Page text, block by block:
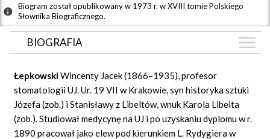
Biogram został opublikowany w 1973 r. w XVIII tomie Polskiego
Słownika Biograficznego.
BIOGRAFIA
ZDJĘCIA (2)
GRAF POWIĄZAŃ
DYSKUSJA
ŁepkowskiWincenty Jacek (1866–1935), profesor
stomatologii UJ. Ur. 19 VII w Krakowie, syn historyka sztuki
Józefa (zob.) i Stanisławy z Libeltów, wnuk Karola Libelta
(zob.). Studiował medycynę na UJ i po uzyskaniu dyplomu w r.
1890 pracował jako elew pod kierunkiem L. Rydygiera w